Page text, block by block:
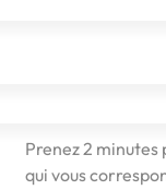
Prenez 2
qui vous